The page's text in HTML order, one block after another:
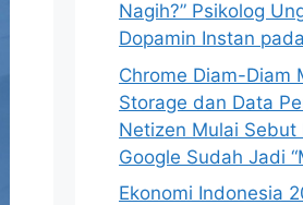
Nagih?” Psikolog
Dopamin Instan
Chrome Diam-Diam
Storage dan Data
Netizen Mulai Sebut
Google Sudah Jadi
Ekonomi Indonesia